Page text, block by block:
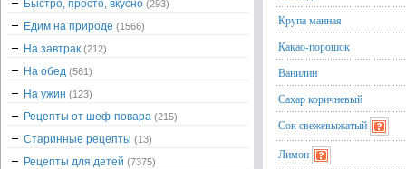
Крупа манная
Какао-порошок
Ванилин
Сахар коричневый
Сок свежевыжатый
Лимон
Быстро, просто, вкусно (293)
Едим на природе (1566)
На завтрак (212)
На обед (561)
На ужин (123)
Рецепты от шеф-повара (215)
Старинные рецепты (13)
Рецепты для детей (7375)